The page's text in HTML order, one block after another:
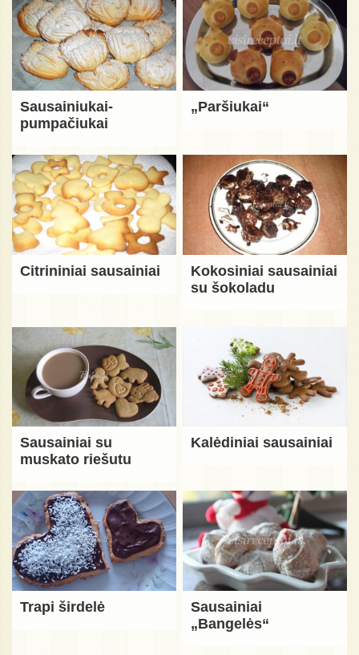
Sausainiukai-
pumpačiukai
„Paršiukai“
Citrininiai sausainiai
Kokosiniai sausainiai
su šokoladu
Sausainiai su
muskato riešutu
Kalėdiniai sausainiai
Trapi širdelė
Sausainiai
„Bangelės“